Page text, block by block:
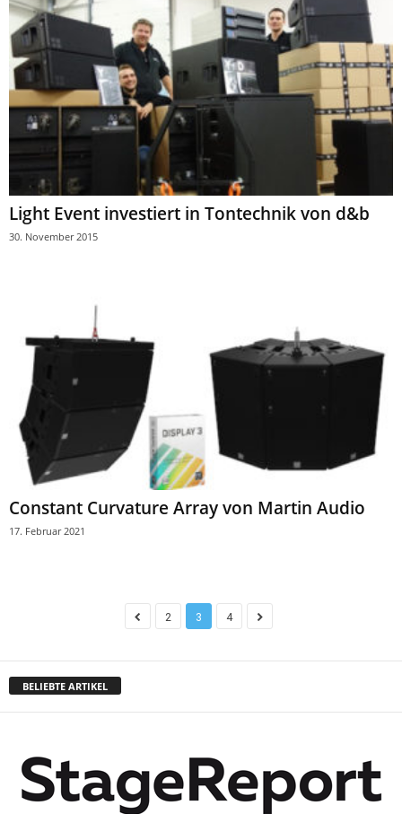
Light Event investiert in Tontechnik von d&b
30. November 2015
Constant Curvature Array von Martin Audio
17. Februar 2021
2 3 4
BELIEBTE ARTIKEL